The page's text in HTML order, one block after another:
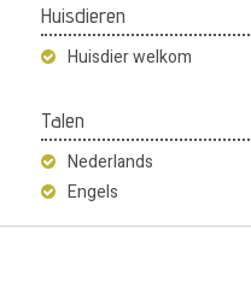
Huisdieren
Huisdier welkom
Talen
Nederlands
Engels